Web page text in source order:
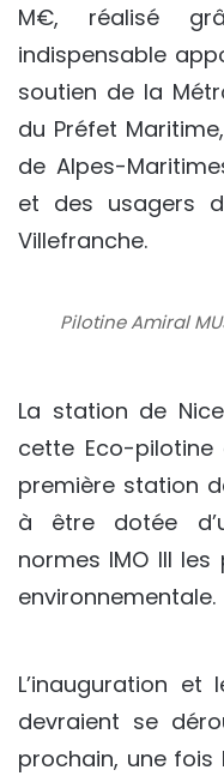
M€, réalisé
indispensable
soutien de la
du Préfet
de Alpes-
et des usagers
Villefranche.
Pilotine Amiral
La station de
cette Eco-
première station
à être dotée
normes IMO III
environnementale.
L’inauguration
devraient se
prochain, une